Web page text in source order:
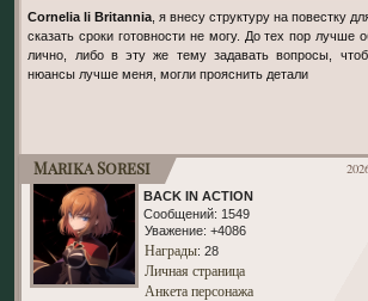
Cornelia li Britannia , я внесу структуру на повестку
сказать сроки готовности не могу. До тех пор лучше
лично, либо в эту же тему задавать вопросы,
нюансы лучше меня, могли прояснить детали
Marika Soresi
BACK IN ACTION
Сообщений: 1549
Уважение: +4086
Награды: 28
Личная страница
Анкета персонажа